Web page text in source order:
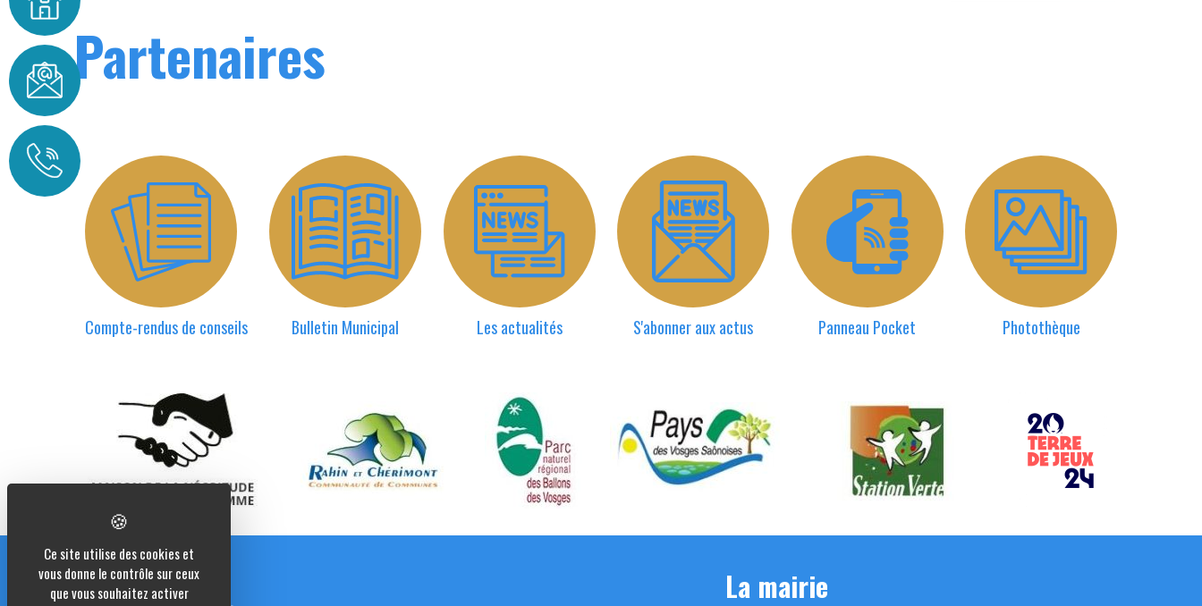
Partenaires
Compte-rendus de conseils Bulletin Municipal Les actualités S'abonner aux actus Panneau Pocket Photothèque
La mairie
Ce site utilise des cookies et
vous donne le contrôle sur ceux
que vous souhaitez activer